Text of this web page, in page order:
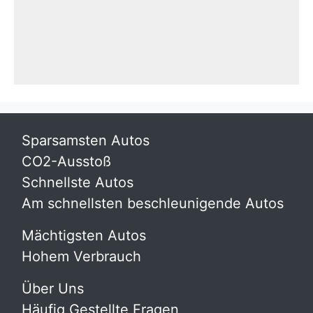
Sparsamsten Autos
CO2-Ausstoß
Schnellste Autos
Am schnellsten beschleunigende Autos
Mächtigsten Autos
Hohem Verbrauch
Über Uns
Häufig Gestellte Fragen